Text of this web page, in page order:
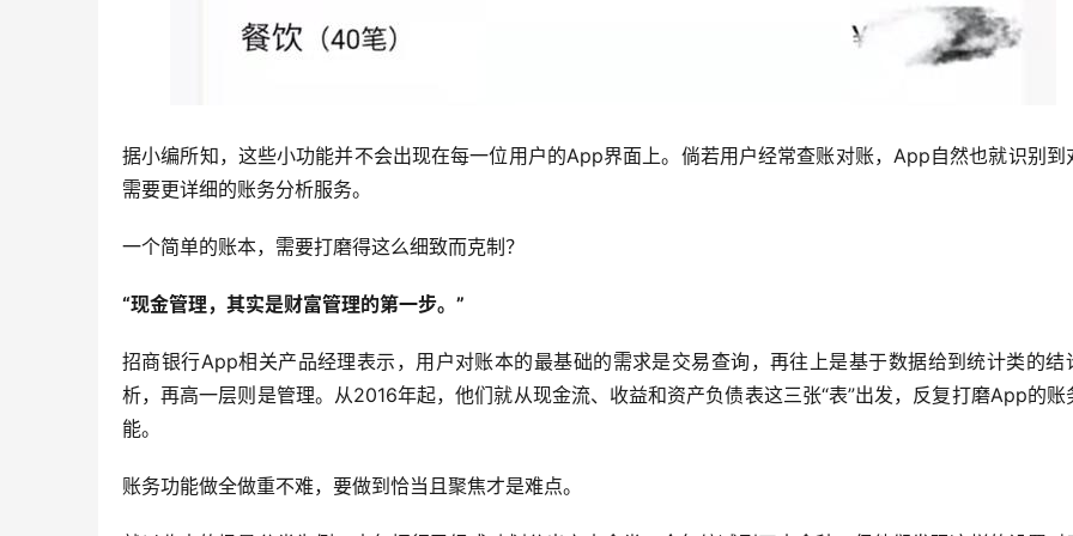
据小编所知，这些小功能并不会出现在每一位用户的App界面上。倘若用户经常查账对账，App自然也就识别到
需要更详细的账务分析服务。
一个简单的账本，需要打磨得这么细致而克制？
“现金管理，其实是财富管理的第一步。”
招商银行App相关产品经理表示，用户对账本的最基础的需求是交易查询，再往上是基于数据给到统计类的结
析，再高一层则是管理。从2016年起，他们就从现金流、收益和资产负债表这三张“表”出发，反复打磨App的账
能。
账务功能做全做重不难，要做到恰当且聚焦才是难点。